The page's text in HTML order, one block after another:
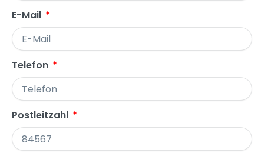
E-Mail
Telefon
Postleitzahl